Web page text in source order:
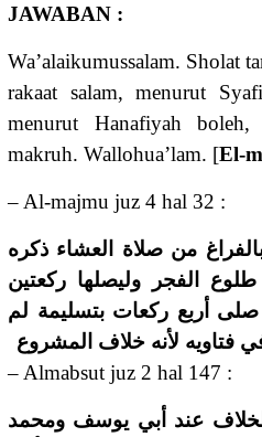
JAWABAN :
Wa’alaikumussalam. Sholat
rakaat salam, menurut
menurut Hanafiyah
makruh. Wallohua’lam. [El-
– Al-majmu juz 4 hal 32 :
من صلاة العشاء ذكره
الفجر وليصلها ركعتين
صلى أربع ركعات بتسليمة لم
لأنه خلاف المشروع
– Almabsut juz 2 hal 147 :
عند أبي يوسف ومحمد